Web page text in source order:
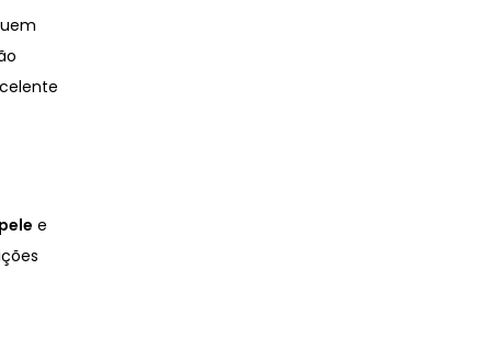
e